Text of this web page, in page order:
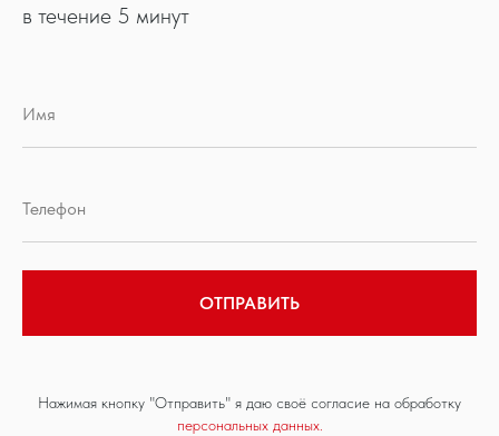
в течение 5 минут
ОТПРАВИТЬ
Нажимая кнопку "Отправить" я даю своё согласие на обработку
персональных данных.